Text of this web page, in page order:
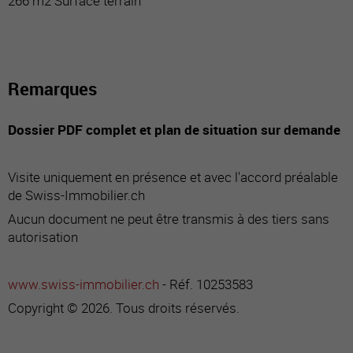
Remarques
Dossier PDF complet et plan de situation sur demande
Visite uniquement en présence et avec l'accord préalable
de Swiss-Immobilier.ch
Aucun document ne peut être transmis à des tiers sans
autorisation
www.swiss-immobilier.ch - Réf. 10253583
Copyright © 2026. Tous droits réservés.